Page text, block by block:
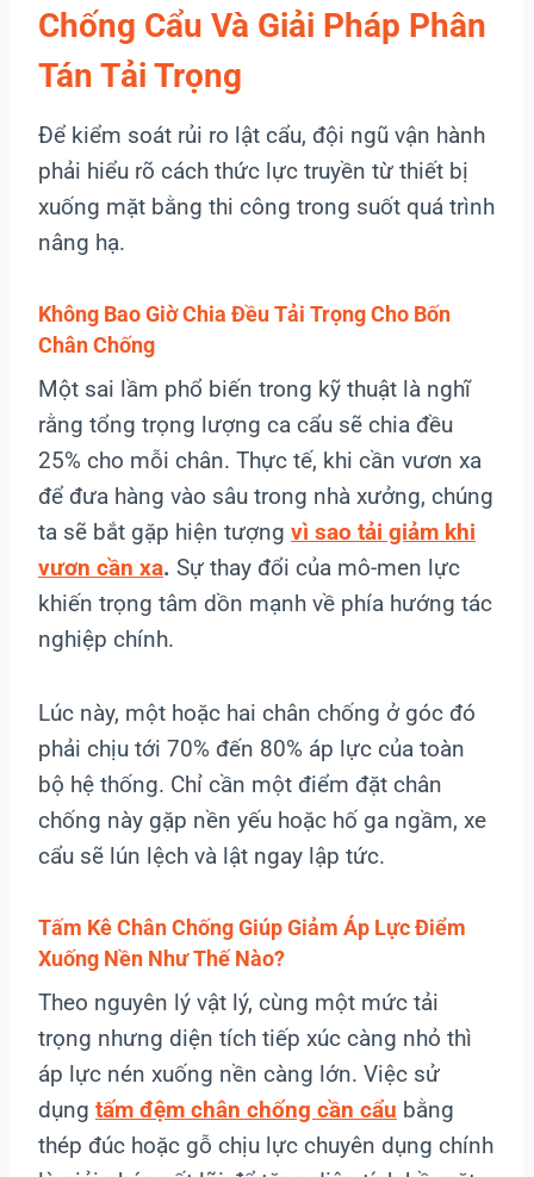
Chống Cẩu Và Giải Pháp Phân
Tán Tải Trọng
Để kiểm soát rủi ro lật cẩu, đội ngũ vận hành
phải hiểu rõ cách thức lực truyền từ thiết bị
xuống mặt bằng thi công trong suốt quá trình
nâng hạ.
Không Bao Giờ Chia Đều Tải Trọng Cho Bốn
Chân Chống
Một sai lầm phổ biến trong kỹ thuật là nghĩ
rằng tổng trọng lượng ca cẩu sẽ chia đều
25% cho mỗi chân. Thực tế, khi cần vươn xa
để đưa hàng vào sâu trong nhà xưởng, chúng
ta sẽ bắt gặp hiện tượng vì sao tải giảm khi
vươn cần xa. Sự thay đổi của mô-men lực
khiến trọng tâm dồn mạnh về phía hướng tác
nghiệp chính.
Lúc này, một hoặc hai chân chống ở góc đó
phải chịu tới 70% đến 80% áp lực của toàn
bộ hệ thống. Chỉ cần một điểm đặt chân
chống này gặp nền yếu hoặc hố ga ngầm, xe
cẩu sẽ lún lệch và lật ngay lập tức.
Tấm Kê Chân Chống Giúp Giảm Áp Lực Điểm
Xuống Nền Như Thế Nào?
Theo nguyên lý vật lý, cùng một mức tải
trọng nhưng diện tích tiếp xúc càng nhỏ thì
áp lực nén xuống nền càng lớn. Việc sử
dụng tấm đệm chân chống cần cẩu bằng
thép đúc hoặc gỗ chịu lực chuyên dụng chính